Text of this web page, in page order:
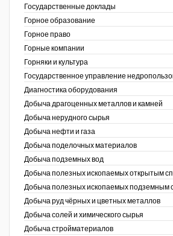
Государственные доклады
Горное образование
Горное право
Горные компании
Горняки и культура
Государственное управление
Диагностика оборудования
Добыча драгоценных металлов и камней
Добыча нерудного сырья
Добыча нефти и газа
Добыча поделочных материалов
Добыча подземных вод
Добыча полезных ископаемых открытым
Добыча полезных ископаемых подземным
Добыча руд чёрных и цветных металлов
Добыча солей и химического сырья
Добыча стройматериалов
Уголь
Coal
PWC